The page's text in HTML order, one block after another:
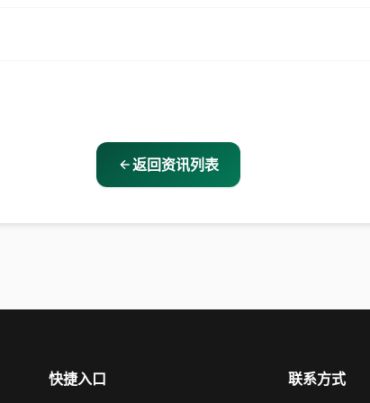
返回资讯列表
快捷入口 联系方式